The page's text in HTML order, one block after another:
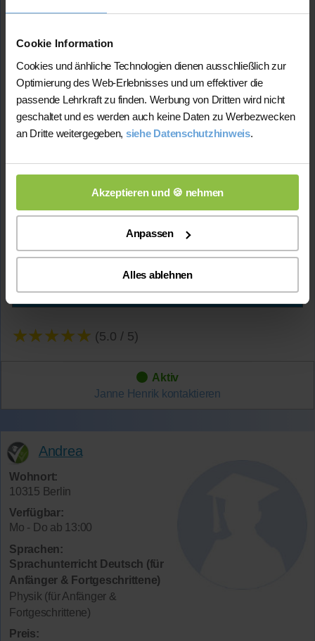
Cookie Information
Cookies und änhliche Technologien dienen ausschließlich zur
Optimierung des Web-Erlebnisses und um effektiver die
passende Lehrkraft zu finden. Werbung von Dritten wird nicht
geschaltet und es werden auch keine Daten zu Werbezwecken
an Dritte weitergegeben, siehe Datenschutzhinweis.
Akzeptieren und 🍪 nehmen
Anpassen
Alles ablehnen
Sprachunterricht Deutsch
Preis:
Deutsch ist meine
Muttersprache und ich hatte Deutsch im Abitur als
Leistungskurs. Dadurch bringe ich sehr gute
Sprachkenntnisse mit. Diesen Unterricht möchte ich
Bachelor Lehramtstudium- Mathematik,
Mehr Infos
★★★★★ (5.0 / 5)
Aktiv
Janne Henrik kontaktieren
Andrea
Wohnort:
10315 Berlin
Verfügbar:
Mo - Do ab 13:00
Sprachen:
Sprachunterricht Deutsch (für
Anfänger & Fortgeschrittene)
Physik (für Anfänger &
Fortgeschrittene)
Preis: